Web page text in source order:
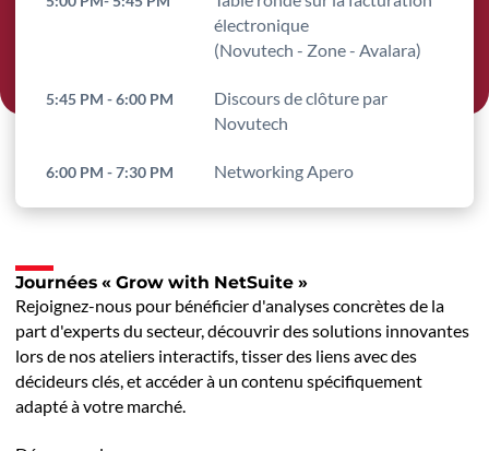
électronique
(Novutech - Zone - Avalara)
5:45 PM - 6:00 PM
Discours de clôture par
Novutech
6:00 PM - 7:30 PM Networking Apero
Journées « Grow with NetSuite »
Rejoignez-nous pour bénéficier d'analyses concrètes de la
part d'experts du secteur, découvrir des solutions innovantes
lors de nos ateliers interactifs, tisser des liens avec des
décideurs clés, et accéder à un contenu spécifiquement
adapté à votre marché.